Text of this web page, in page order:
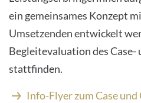
ein gemeinsames Konzept
Umsetzenden entwickelt
Begleitevaluation des Case-
stattfinden.
Info-Flyer zum Case